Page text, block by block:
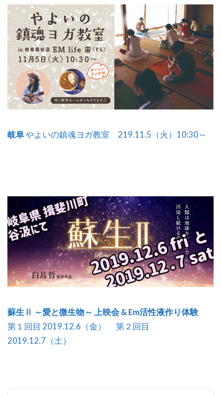
岐阜やよいの鎮魂ヨガ教室 219.11.5（火）10:30～
蘇生Ⅱ ～愛と微生物～ 上映会 & Em活性液作り体験
第１回目 2019.12.6（金） 第２回目
2019.12.7（土）